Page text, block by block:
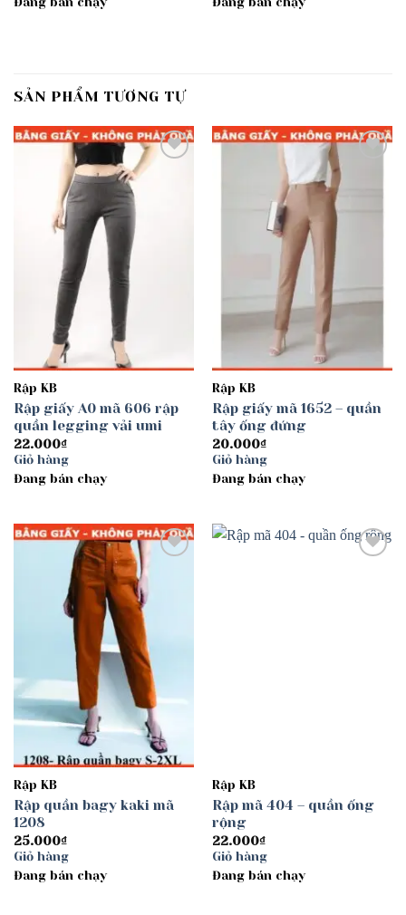
SẢN PHẨM TƯƠNG TỰ
Add to
Rập KB
Rập giấy A0 mã 606 rập
quần legging vải umi
22.000₫
Giỏ hàng
Đang bán chạy
wishlist
Rập KB
Rập giấy mã 1652 – quần
tây ống đứng
20.000₫
Giỏ hàng
Đang bán chạy
Add to
wishlist
Rập KB
Rập quần bagy kaki mã
1208
25.000₫
Giỏ hàng
Đang bán chạy
Rập KB
Rập mã 404 – quần ống
rộng
22.000₫
Giỏ hàng
Đang bán chạy